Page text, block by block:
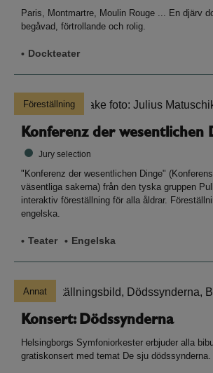
Paris, Montmartre, Moulin Rouge ... En djärv
begåvad, förtrollande och rolig.
Dockteater
Konferenz der wesentlichen
Jury selection
Föreställning
"Konferenz der wesentlichen Dinge"
väsentliga sakerna) från den tyska gruppen
interaktiv föreställning för alla åldrar.
engelska.
Teater Engelska
Konsert: Dödssynderna
Annat
Helsingborgs Symfoniorkester erbjuder alla
gratiskonsert med temat De sju dödssynderna.